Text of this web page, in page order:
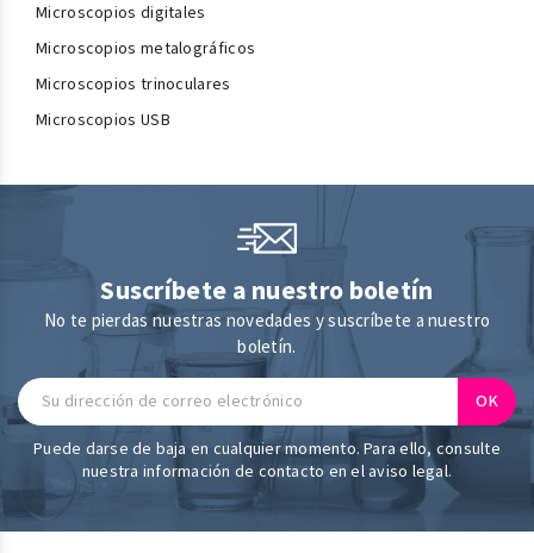
Microscopios digitales
Microscopios metalográficos
Microscopios trinoculares
Microscopios USB
Suscríbete a nuestro boletín
No te pierdas nuestras novedades y suscríbete a nuestro
boletín.
Puede darse de baja en cualquier momento. Para ello, consulte
nuestra información de contacto en el aviso legal.